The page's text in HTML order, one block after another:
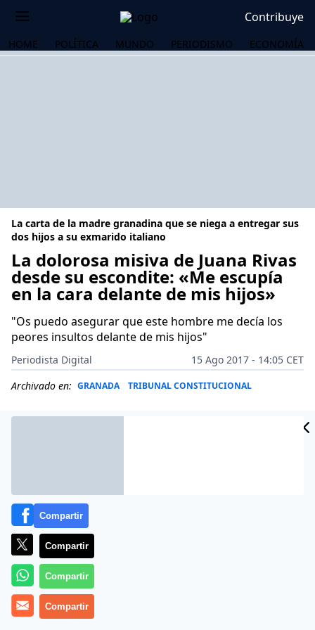
Contribuye
HOME POLÍTICA MUNDO PERIODISMO ECONOMÍA
La carta de la madre granadina que se niega a entregar sus
dos hijos a su exmarido italiano
La dolorosa misiva de Juana Rivas
desde su escondite: «Me escupía
en la cara delante de mis hijos»
"Os puedo asegurar que este hombre me decía los
peores insultos delante de mis hijos"
Periodista Digital
15 Ago 2017 - 14:05 CET
Archivado en: GRANADA TRIBUNAL CONSTITUCIONAL
El diario ABC ha tenido acceso a la carta inédita y
Compartir
Compartir
Compartir
Compartir